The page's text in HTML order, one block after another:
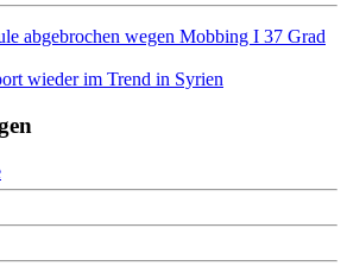
abgebrochen wegen Mobbing I 37 Grad
wieder im Trend in Syrien